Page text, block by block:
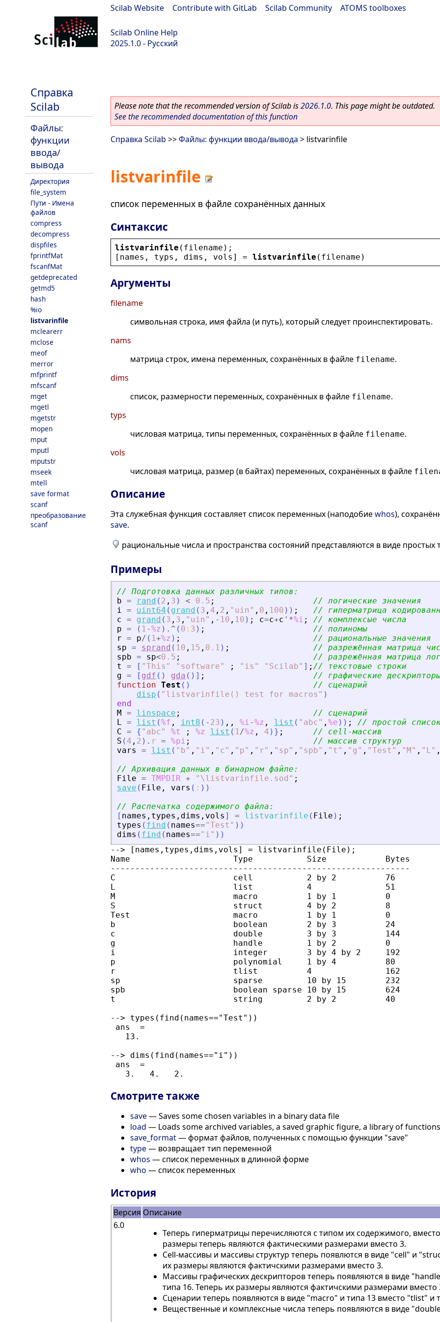
Scilab Website Contribute with GitLab Scilab Community ATOMS toolboxes
Scilab Online Help
2025.1.0 - Русский
Справка
Scilab
Файлы:
функции
ввода/
вывода
Директория
file_system
Пути - Имена
файлов
compress
decompress
dispfiles
fprintfMat
fscanfMat
getdeprecated
getmd5
hash
%io
listvarinfile
mclearerr
mclose
meof
merror
mfprintf
mfscanf
mget
mgetl
mgetstr
mopen
mput
mputl
mputstr
mseek
mtell
save format
scanf
преобразование
scanf
Please note that the recommended version of Scilab is2026.1.0. This page might be outdated.
See the recommended documentation of this function
Справка Scilab >>Файлы: функции ввода/вывода > listvarinfile
listvarinfile
список переменных в файле сохранённых данных
Синтаксис
listvarinfile ( filename );
[ names , typs , dims , vols ] = listvarinfile ( filename )
Аргументы
filename
символьная строка, имя файла (и путь), который следует проинспектировать.
nams
матрица строк, имена переменных, сохранённых в файле filename.
dims
список, размерности переменных, сохранённых в файле filename.
typs
числовая матрица, типы переменных, сохранённых в файле filename.
vols
числовая матрица, размер (в байтах) переменных, сохранённых в файле
Описание
Эта служебная функция составляет список переменных (наподобиеwhos),
save.
рациональные числа и пространства состояний представляются в виде
Примеры
// Подготовка данных различных типов:
b = rand ( 2 , 3 ) < 0.5 ;
// логические значения
i = uint64 ( grand ( 3 , 4 , 2 , " uin" , 0 , 100 ) ) ;
// гиперматрица
c = grand ( 3 , 3 , " uin" , - 10 , 10 ) ; c=c+c ' *%i ;
// комплексые числа
p = ( 1-%z ) .^ ( 0 : 3 ) ;
// полиномы
r = p/ ( 1+%z ) ;
// рациональные значения
sp = sprand ( 10 , 15 , 0.1 ) ;
// разрежённая матрица
spb = sp<0.5 ;
// разрежённая матрица
t
= [ "This " " software" ; " is " " Scilab" ] ; // текстовые строки
g = [ gdf ( ) gda ( ) ] ;
// графические
function Test ( )
// сценарий
disp ( " listvarinfile() test for macros " )
end
M = linspace ;
// сценарий
L = list (%f , int8 ( - 23 ) , , %i-%z , list ( " abc" , %e ) ) ;
// простой
C = { " abc" %t ; %z list ( 1/%z , 4 ) } ;
// cell-массив
S ( 4 , 2 ) . r = %pi ;
// массив структур
vars
= list ( " b" , " i" , " c" , " p" , " r" , " sp" , " spb" , " t " , " g " , "Test " , "M" , " L" ,
// Архивация данных в бинарном файле:
File = TMPDIR + " \listvarinfile.sod " ;
save ( File , vars ( : ) )
// Распечатка содержимого файла:
[ names , types , dims , vols ] = listvarinfile ( File ) ;
types ( find ( names=="Test " ) )
dims ( find ( names==" i" ) )
--> [names,types,dims,vols] = listvarinfile(File);
Name                     Type           Size            Bytes
-------------------------------------------------------------
C                        cell           2 by 2          76
L                        list           4               51
M                        macro          1 by 1          0
S                        struct         4 by 2          8
Test                     macro          1 by 1          0
b                        boolean        2 by 3          24
c                        double         3 by 3          144
g                        handle         1 by 2          0
i                        integer        3 by 4 by 2     192
p                        polynomial     1 by 4          80
r                        tlist          4               162
sp                       sparse         10 by 15        232
spb                      boolean sparse 10 by 15        624
t                        string         2 by 2          40
--> types(find(names=="Test"))
ans  =
   13.
--> dims(find(names=="i"))
ans  =
Смотрите также
save— Saves some chosen variables in a binary data file
load — Loads some archived variables, a saved graphic figure, a library of functions
save_format— формат файлов, полученных с помощью функции "save"
type— возвращает тип переменной
whos — список переменных в длинной форме
who — список переменных
История
Версия Описание
6.0
Теперь гиперматрицы перечисляются с типом их содержимого,
размеры теперь являются фактическими размерами вместо 3.
Cell-массивы и массивы структур теперь появлются в виде "cell" и
их размеры являются фактичскими размерами вместо 3.
Массивы графических дескрипторов теперь появляются в виде
типа 16. Теперь их размеры являются фактичскими размерами вместо
Сценарии теперь появляются в виде "macro" и типа 13 вместо "tlist" и
Вещественные и комплексные числа теперь появляются в виде